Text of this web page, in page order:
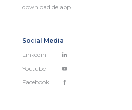
download de app
Social Media
Linkedin
Youtube
Facebook